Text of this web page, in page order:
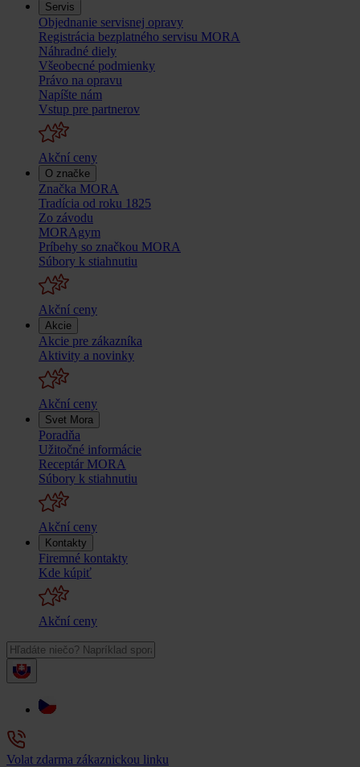
Servis
Objednanie servisnej opravy
Registrácia bezplatného servisu MORA
Náhradné diely
Všeobecné podmienky
Právo na opravu
Napíšte nám
Vstup pre partnerov
Akční ceny
O značke
Značka MORA
Tradícia od roku 1825
Zo závodu
MORAgym
Príbehy so značkou MORA
Súbory k stiahnutiu
Akční ceny
Akcie
Akcie pre zákazníka
Aktivity a novinky
Akční ceny
Svet Mora
Poradňa
Užitočné informácie
Receptár MORA
Súbory k stiahnutiu
Akční ceny
Kontakty
Firemné kontakty
Kde kúpiť
Akční ceny
Volat zdarma zákaznickou linku